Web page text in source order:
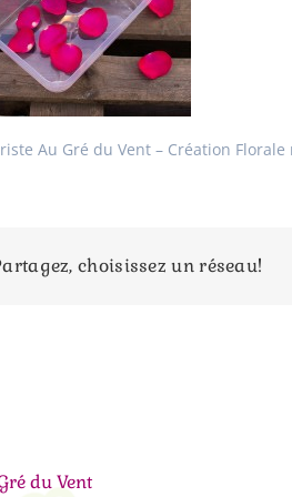
Au Gré du Vent – Création
choisissez un réseau!
du Vent